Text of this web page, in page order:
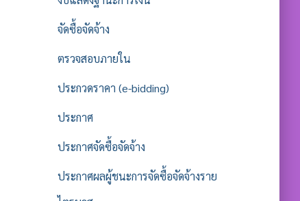
จัดซื้อจัดจ้าง
ตรวจสอบภายใน
ประกวดราคา (e-bidding)
ประกาศ
ประกาศจัดซื้อจัดจ้าง
ประกาศผลผู้ชนะการจัดซื้อจัดจ้างราย